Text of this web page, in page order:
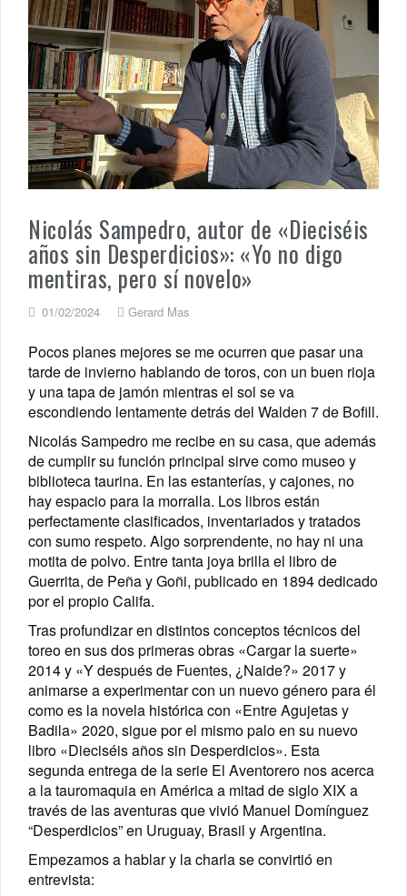
Nicolás Sampedro, autor de «Dieciséis
años sin Desperdicios»: «Yo no digo
mentiras, pero sí novelo»
01/02/2024 Gerard Mas
Pocos planes mejores se me ocurren que pasar una
tarde de invierno hablando de toros, con un buen rioja
y una tapa de jamón mientras el sol se va
escondiendo lentamente detrás del Walden 7 de Bofill.
Nicolás Sampedro me recibe en su casa, que además
de cumplir su función principal sirve como museo y
biblioteca taurina. En las estanterías, y cajones, no
hay espacio para la morralla. Los libros están
perfectamente clasificados, inventariados y tratados
con sumo respeto. Algo sorprendente, no hay ni una
motita de polvo. Entre tanta joya brilla el libro de
Guerrita, de Peña y Goñi, publicado en 1894 dedicado
por el propio Califa.
Tras profundizar en distintos conceptos técnicos del
toreo en sus dos primeras obras «Cargar la suerte»
2014 y «Y después de Fuentes, ¿Naide?» 2017 y
animarse a experimentar con un nuevo género para él
como es la novela histórica con «Entre Agujetas y
Badila» 2020, sigue por el mismo palo en su nuevo
libro «Dieciséis años sin Desperdicios». Esta
segunda entrega de la serie El Aventorero nos acerca
a la tauromaquia en América a mitad de siglo XIX a
través de las aventuras que vivió Manuel Domínguez
“Desperdicios” en Uruguay, Brasil y Argentina.
Empezamos a hablar y la charla se convirtió en
entrevista: